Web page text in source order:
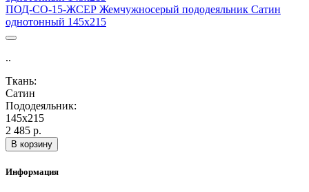
ПОД-СО-15-ЖСЕР Жемчужносерый пододеяльник Сатин
однотонный 145х215
..
Ткань:
Сатин
Пододеяльник:
145х215
2 485 р.
В корзину
Информация